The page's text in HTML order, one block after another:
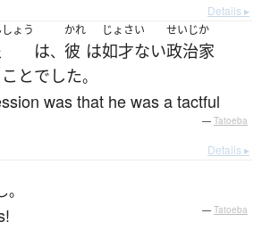
Details ▸
ょう
は、
かれ
彼 は
じょさい
如才ない
せいじか
政治家
ことでした。
was that he was a tactful
— Tatoeba
Details ▸
— Tatoeba